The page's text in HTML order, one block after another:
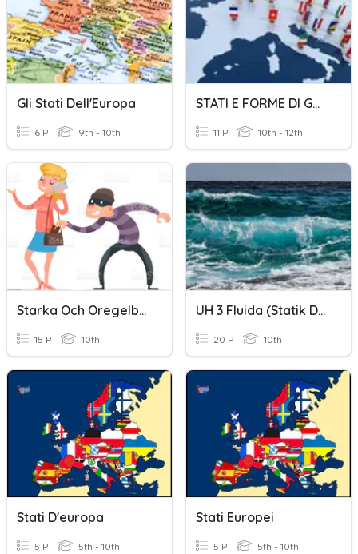
Gli Stati Dell'Europa
6 P 9th - 10th
STATI E FORME DI GOVERNO
11 P 10th - 12th
Starka Och Oregelbundna Verb 'haljeta - Kääntää'
15 P 10th
UH 3 Fluida (Statik Dan Dinamik)
20 P 10th
Stati D'europa
5 P 5th - 10th
Stati Europei
5 P 5th - 10th